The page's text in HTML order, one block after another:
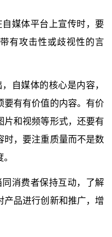
媒体平台上宣传时，要
有攻击性或歧视性的言
自媒体的核心是内容，
要有有价值的内容。有价
片和视频等形式，还要有
时，要注重质量而不是数
消费者保持互动，了解
产品进行创新和推广，增